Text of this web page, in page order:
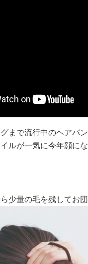
まで流行中のヘアバン
ルが一気に今年顔に
少量の毛を残してお団